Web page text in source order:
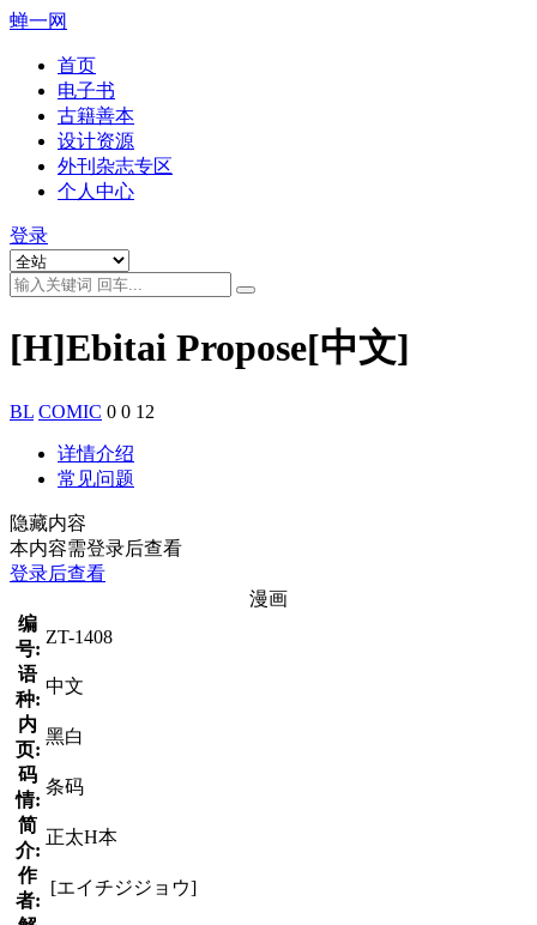
蝉一网
首页
电子书
古籍善本
设计资源
外刊杂志专区
个人中心
登录
[H]Ebitai Propose[中文]
BL COMIC 0 0 12
详情介绍
常见问题
隐藏内容
本内容需登录后查看
登录后查看
漫画
编
号:
ZT-1408
语
种:
中文
内
页:
黑白
码
情:
条码
简
介:
正太H本
作
者:
[エイチジジョウ]